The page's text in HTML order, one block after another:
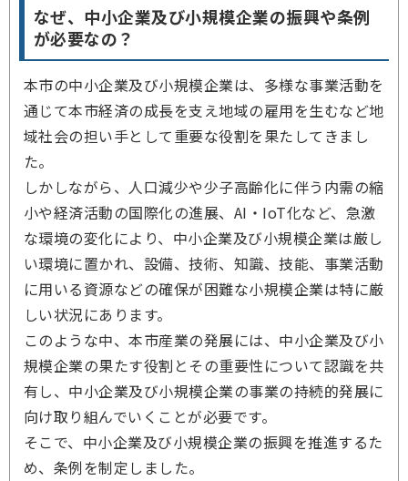
なぜ、中小企業及び小規模企業の振興や条例
が必要なの？
本市の中小企業及び小規模企業は、多様な事業活動を
通じて本市経済の成長を支え地域の雇用を生むなど地
域社会の担い手として重要な役割を果たしてきまし
た。
しかしながら、人口減少や少子高齢化に伴う内需の縮
小や経済活動の国際化の進展、AI・IoT化など、急激
な環境の変化により、中小企業及び小規模企業は厳し
い環境に置かれ、設備、技術、知識、技能、事業活動
に用いる資源などの確保が困難な小規模企業は特に厳
しい状況にあります。
このような中、本市産業の発展には、中小企業及び小
規模企業の果たす役割とその重要性について認識を共
有し、中小企業及び小規模企業の事業の持続的発展に
向け取り組んでいくことが必要です。
そこで、中小企業及び小規模企業の振興を推進するた
め、条例を制定しました。